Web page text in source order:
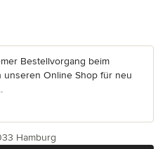
Bestellvorgang beim
unseren Online Shop für neu
Hamburg